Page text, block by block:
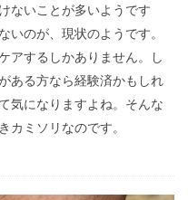
ないことが多いようです
いのが、現状のようです。
アするしかありません。し
ある方なら経験済かもしれ
気になりますよね。そんな
カミソリなのです。